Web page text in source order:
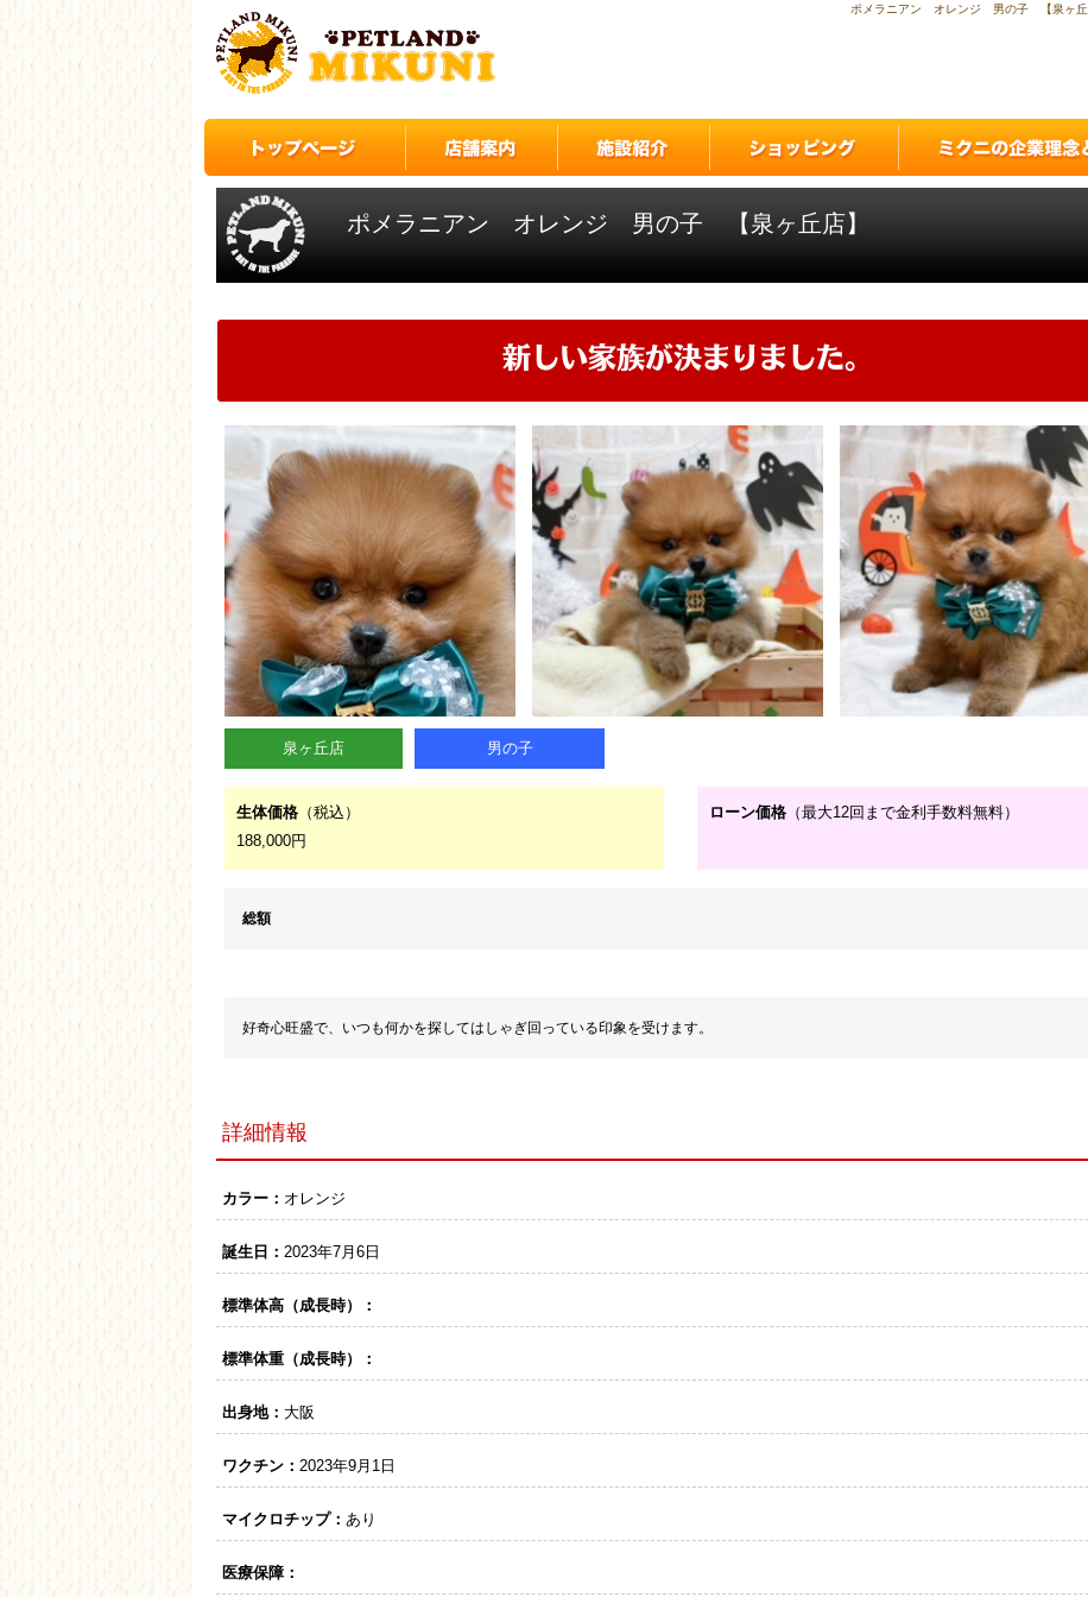
ポメラニアン オレンジ 男の子 【泉ヶ丘
ポメラニアン オレンジ 男の子 【泉ヶ丘店】
泉ヶ丘店 男の子
生体価格 （税込）
188,000円
ローン価格 （最大12回まで金利手数料無料）
総額
好奇心旺盛で、いつも何かを探してはしゃぎ回っている印象を受けます。
詳細情報
カラー： オレンジ
誕生日： 2023年7月6日
標準体高（成長時）：
標準体重（成長時）：
出身地： 大阪
ワクチン： 2023年9月1日
マイクロチップ： あり
医療保障：